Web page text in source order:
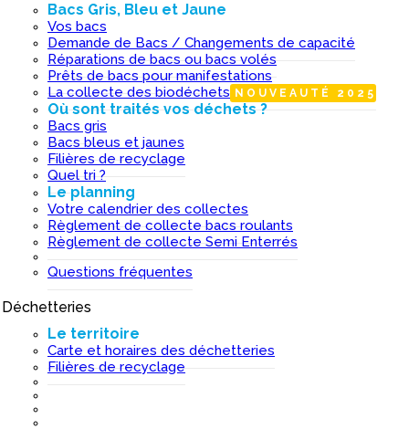
Bacs Gris, Bleu et Jaune
Vos bacs
Demande de Bacs / Changements de capacité
Réparations de bacs ou bacs volés
Prêts de bacs pour manifestations
La collecte des biodéchets NOUVEAUTÉ 2025
Où sont traités vos déchets ?
Bacs gris
Bacs bleus et jaunes
Filières de recyclage
Quel tri ?
Le planning
Votre calendrier des collectes
Règlement de collecte bacs roulants
Règlement de collecte Semi Enterrés
Questions fréquentes
Déchetteries
Le territoire
Carte et horaires des déchetteries
Filières de recyclage